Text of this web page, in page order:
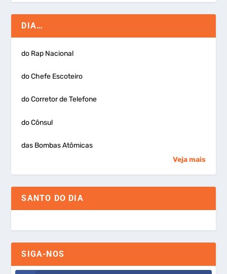
DIA…
do Rap Nacional
do Chefe Escoteiro
do Corretor de Telefone
do Cônsul
das Bombas Atômicas
Veja mais
SANTO DO DIA
SIGA-NOS